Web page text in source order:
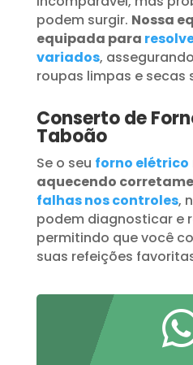
podem surgir. Nossa
equipada para
variados,
roupas limpas e secas
Conserto de
Taboão
Se o seu forno elétrico
aquecendo
falhas nos controles,
podem diagnosticar e
permitindo que você
suas refeições